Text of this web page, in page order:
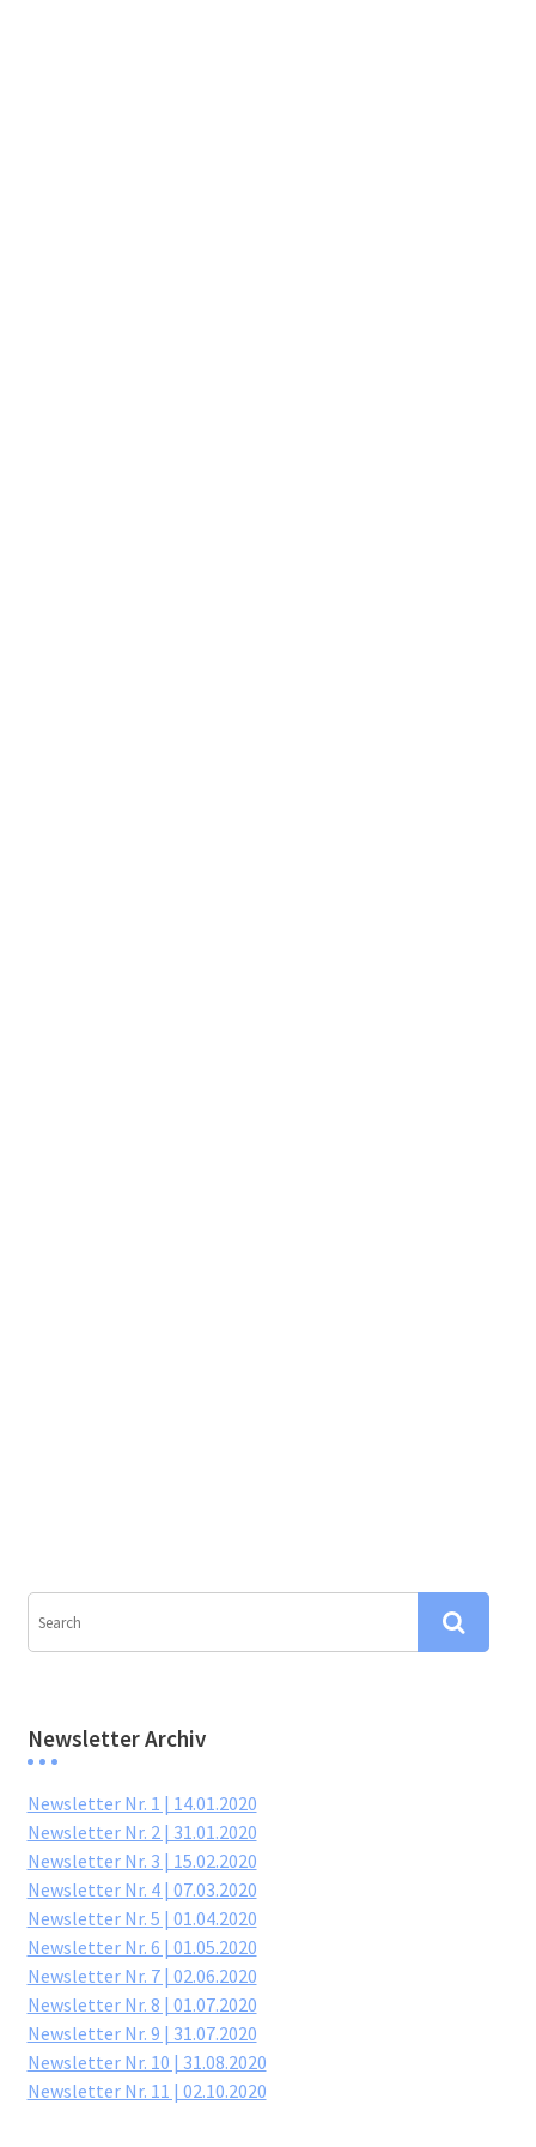
Newsletter Archiv
Newsletter Nr. 1 | 14.01.2020
Newsletter Nr. 2 | 31.01.2020
Newsletter Nr. 3 | 15.02.2020
Newsletter Nr. 4 | 07.03.2020
Newsletter Nr. 5 | 01.04.2020
Newsletter Nr. 6 | 01.05.2020
Newsletter Nr. 7 | 02.06.2020
Newsletter Nr. 8 | 01.07.2020
Newsletter Nr. 9 | 31.07.2020
Newsletter Nr. 10 | 31.08.2020
Newsletter Nr. 11 | 02.10.2020